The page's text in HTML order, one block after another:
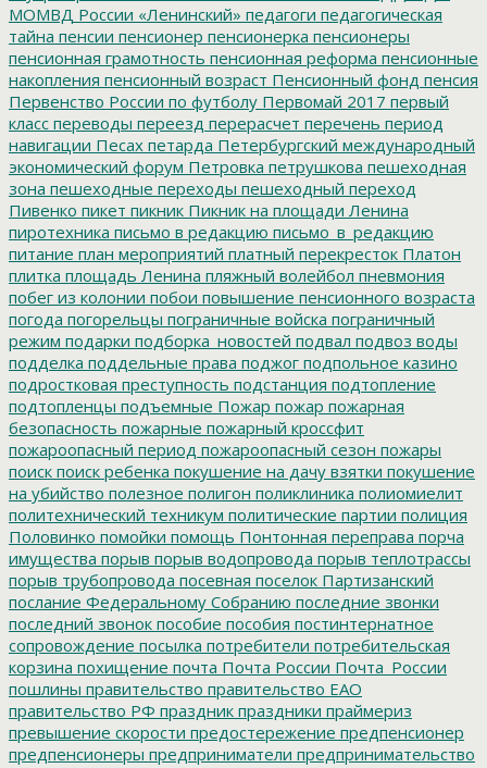
МОМВД России «Ленинский» педагоги педагогическая
тайна пенсии пенсионер пенсионерка пенсионеры
пенсионная грамотность пенсионная реформа пенсионные
накопления пенсионный возраст Пенсионный фонд пенсия
Первенство России по футболу Первомай 2017 первый
класс переводы переезд перерасчет перечень период
навигации Песах петарда Петербургский международный
экономический форум Петровка петрушкова пешеходная
зона пешеходные переходы пешеходный переход
Пивенко пикет пикник Пикник на площади Ленина
пиротехника письмо в редакцию письмо_в_редакцию
питание план мероприятий платный перекресток Платон
плитка площадь Ленина пляжный волейбол пневмония
побег из колонии побои повышение пенсионного возраста
погода погорельцы пограничные войска пограничный
режим подарки подборка_новостей подвал подвоз воды
подделка поддельные права поджог подпольное казино
подростковая преступность подстанция подтопление
подтопленцы подъемные Пожар пожар пожарная
безопасность пожарные пожарный кроссфит
пожароопасный период пожароопасный сезон пожары
поиск поиск ребенка покушение на дачу взятки покушение
на убийство полезное полигон поликлиника полиомиелит
политехнический техникум политические партии полиция
Половинко помойки помощь Понтонная переправа порча
имущества порыв порыв водопровода порыв теплотрассы
порыв трубопровода посевная поселок Партизанский
послание Федеральному Собранию последние звонки
последний звонок пособие пособия постинтернатное
сопровождение посылка потребители потребительская
корзина похищение почта Почта России Почта_России
пошлины правительство правительство ЕАО
правительство РФ праздник праздники праймериз
превышение скорости предостережение предпенсионер
предпенсионеры предприниматели предпринимательство